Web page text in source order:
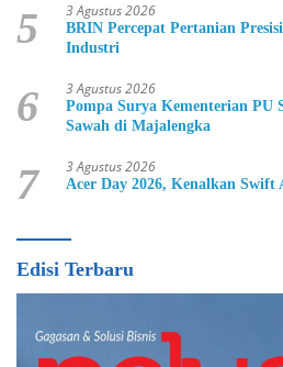
5 3 Agustus 2026
BRIN Percepat Pertanian
Industri
6 3 Agustus 2026
Pompa Surya Kementerian PU
Sawah di Majalengka
7 3 Agustus 2026
Acer Day 2026, Kenalkan Swift
Edisi Terbaru